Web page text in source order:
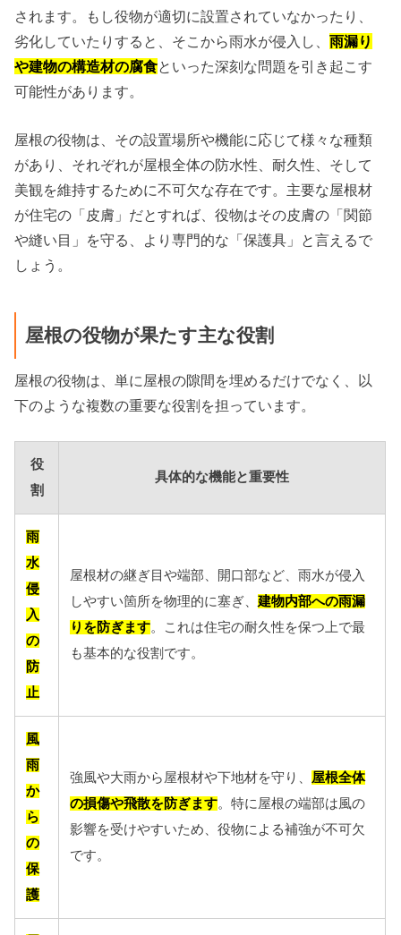
されます。もし役物が適切に設置されていなかったり、
劣化していたりすると、そこから雨水が侵入し、雨漏り
や建物の構造材の腐食といった深刻な問題を引き起こす
可能性があります。
屋根の役物は、その設置場所や機能に応じて様々な種類
があり、それぞれが屋根全体の防水性、耐久性、そして
美観を維持するために不可欠な存在です。主要な屋根材
が住宅の「皮膚」だとすれば、役物はその皮膚の「関節
や縫い目」を守る、より専門的な「保護具」と言えるで
しょう。
屋根の役物が果たす主な役割
屋根の役物は、単に屋根の隙間を埋めるだけでなく、以
下のような複数の重要な役割を担っています。
役
割
具体的な機能と重要性
雨
水
侵
入
の
防
止
屋根材の継ぎ目や端部、開口部など、雨水が侵入
しやすい箇所を物理的に塞ぎ、建物内部への雨漏
りを防ぎます。これは住宅の耐久性を保つ上で最
も基本的な役割です。
風
雨
か
ら
の
保
護
強風や大雨から屋根材や下地材を守り、 屋根全体
の損傷や飛散を防ぎます。特に屋根の端部は風の
影響を受けやすいため、役物による補強が不可欠
です。